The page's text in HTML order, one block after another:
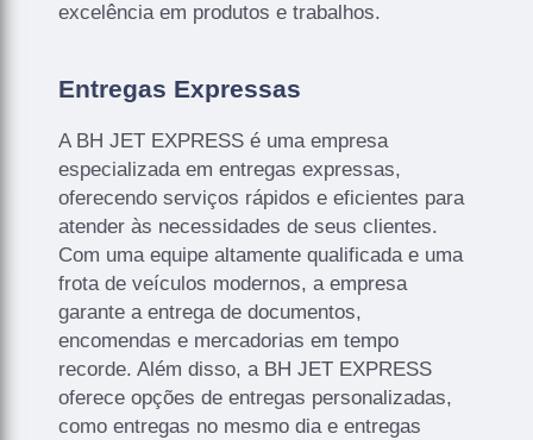
excelência em produtos e trabalhos.
Entregas Expressas
A BH JET EXPRESS é uma empresa
especializada em entregas expressas,
oferecendo serviços rápidos e eficientes para
atender às necessidades de seus clientes.
Com uma equipe altamente qualificada e uma
frota de veículos modernos, a empresa
garante a entrega de documentos,
encomendas e mercadorias em tempo
recorde. Além disso, a BH JET EXPRESS
oferece opções de entregas personalizadas,
como entregas no mesmo dia e entregas